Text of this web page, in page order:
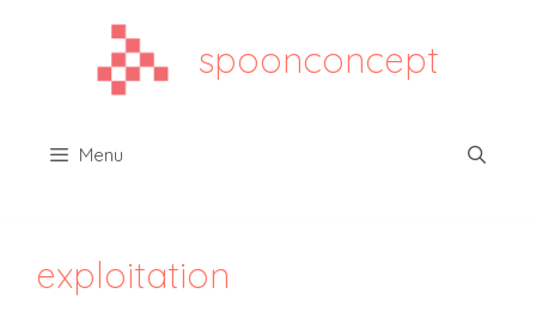
spoonconcept
Menu
exploitation